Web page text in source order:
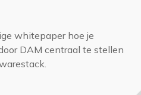
whitepaper hoe je
DAM centraal te stellen